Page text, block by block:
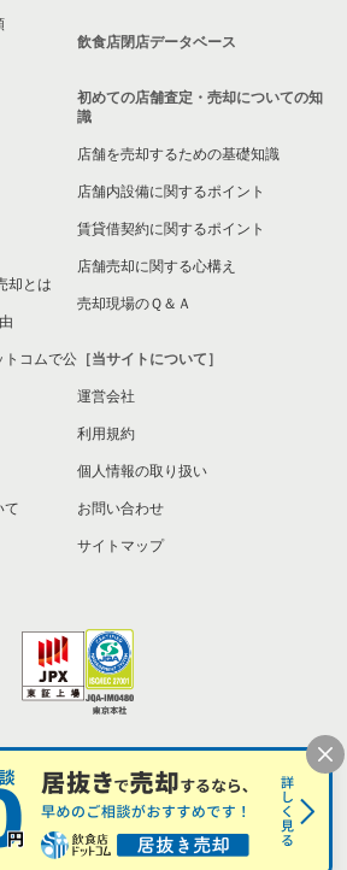
き売却物件の案件一覧
き売却物件の案件一覧
抜き売却物件の案件一覧
抜き売却物件の案件一覧
売却物件の案件一覧
売却物件の案件一覧
却とは
トコムで公
て
飲食店閉店データベース
初めての店舗査定・売却についての知
識
店舗を売却するための基礎知識
店舗内設備に関するポイント
賃貸借契約に関するポイント
店舗売却に関する心構え
売却現場のＱ＆Ａ
［当サイトについて］
運営会社
利用規約
個人情報の取り扱い
お問い合わせ
サイトマップ
の取扱い
株式会社シンクロ・フード
Synchro Food Co., Ltd.